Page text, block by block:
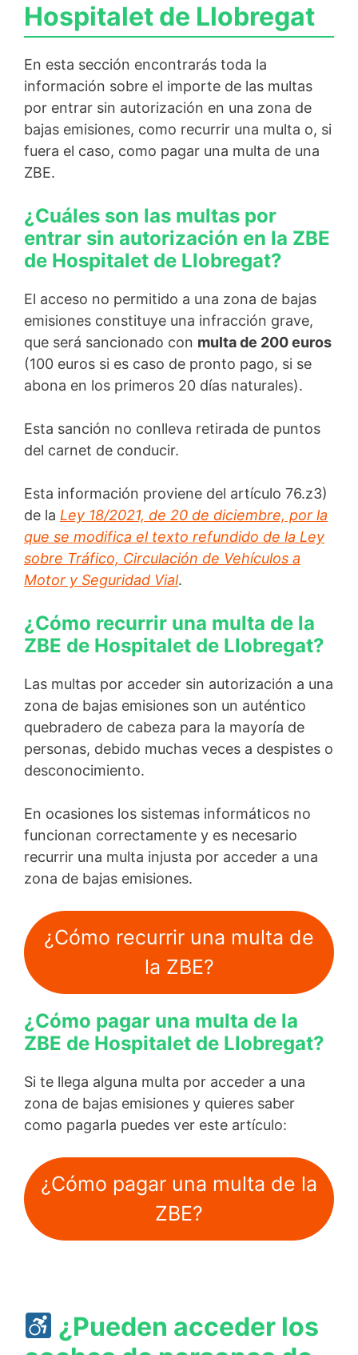
Hospitalet de Llobregat
En esta sección encontrarás toda la
información sobre el importe de las multas
por entrar sin autorización en una zona de
bajas emisiones, como recurrir una multa o, si
fuera el caso, como pagar una multa de una
ZBE.
¿Cuáles son las multas por
entrar sin autorización en la ZBE
de Hospitalet de Llobregat?
El acceso no permitido a una zona de bajas
emisiones constituye una infracción grave,
que será sancionado con multa de 200 euros
(100 euros si es caso de pronto pago, si se
abona en los primeros 20 días naturales).
Esta sanción no conlleva retirada de puntos
del carnet de conducir.
Esta información proviene del artículo 76.z3)
de la Ley 18/2021, de 20 de diciembre, por la
que se modifica el texto refundido de la Ley
sobre Tráfico, Circulación de Vehículos a
Motor y Seguridad Vial.
¿Cómo recurrir una multa de la
ZBE de Hospitalet de Llobregat?
Las multas por acceder sin autorización a una
zona de bajas emisiones son un auténtico
quebradero de cabeza para la mayoría de
personas, debido muchas veces a despistes o
desconocimiento.
En ocasiones los sistemas informáticos no
funcionan correctamente y es necesario
recurrir una multa injusta por acceder a una
zona de bajas emisiones.
¿Cómo recurrir una multa de
la ZBE?
¿Cómo pagar una multa de la
ZBE de Hospitalet de Llobregat?
Si te llega alguna multa por acceder a una
zona de bajas emisiones y quieres saber
como pagarla puedes ver este artículo:
¿Cómo pagar una multa de la
ZBE?
¿Pueden acceder los